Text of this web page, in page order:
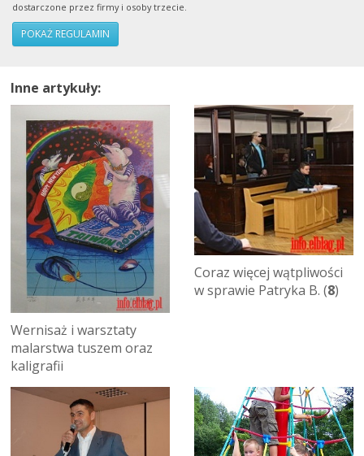
dostarczone przez firmy i osoby trzecie.
POKAŻ REGULAMIN
Inne artykuły:
Wernisaż i warsztaty
malarstwa tuszem oraz
kaligrafii
Coraz więcej wątpliwości
w sprawie Patryka B. (8)